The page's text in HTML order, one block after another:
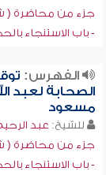
جزء من محاضرة (
- باب الاستنجاء
الفهرس:
الصحابة لعبد
مسعود
للشيخ: عبد
جزء من محاضرة (
- باب الاستنجاء